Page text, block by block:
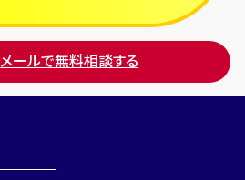
メールで無料相談する